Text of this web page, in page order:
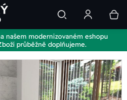
našem modernizovaném eshopu
průběžně doplňujeme.